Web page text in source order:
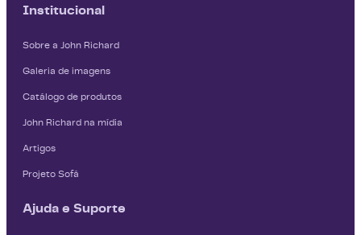
Institucional
Sobre a John Richard
Galeria de imagens
Catálogo de produtos
John Richard na mídia
Artigos
Projeto Sofá
Ajuda e Suporte